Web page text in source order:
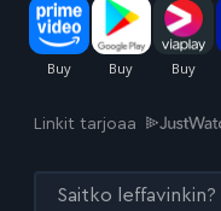
Linkit tarjoaa
Saitko